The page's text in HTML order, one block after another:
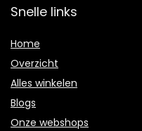
Snelle links
Home
Overzicht
Alles winkelen
Blogs
Onze webshops